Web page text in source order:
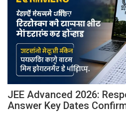
JEE Advanced 2026:
Answer Key Dates